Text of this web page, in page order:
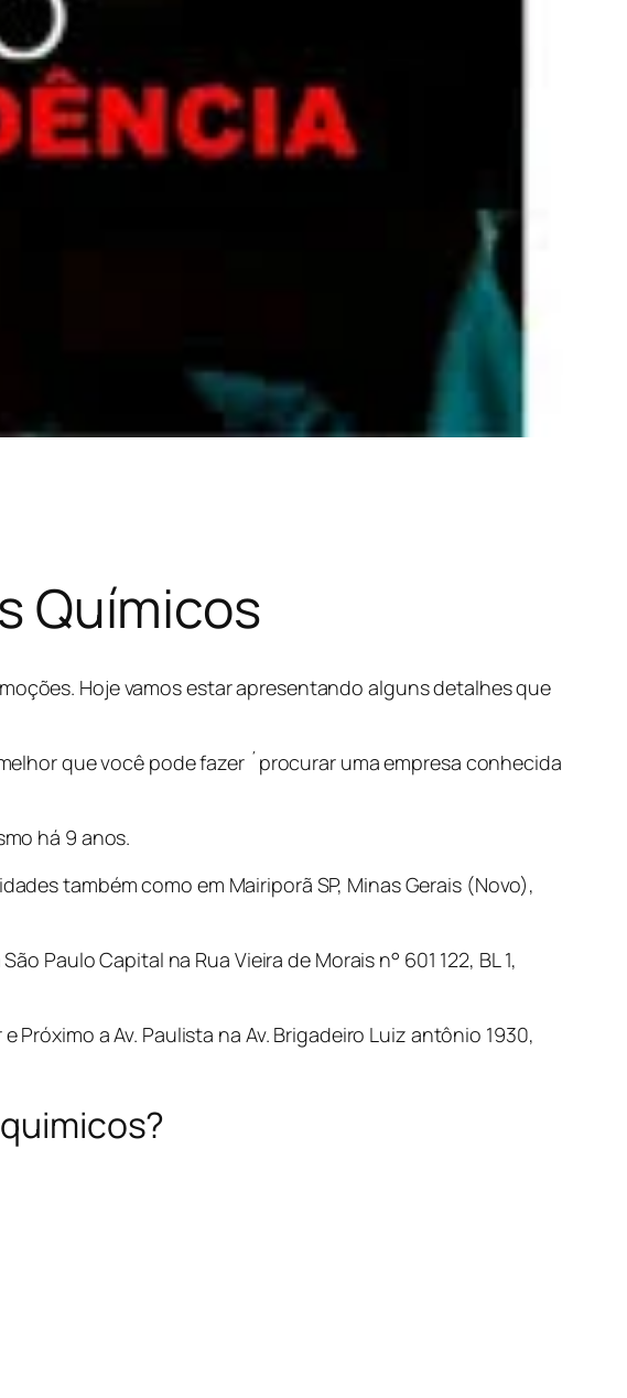
Químicos
Hoje vamos estar apresentando alguns detalhes que
que você pode fazer ´procurar uma empresa conhecida
há 9 anos.
também como em Mairiporã SP, Minas Gerais (Novo),
Paulo Capital na Rua Vieira de Morais n° 601 122, BL 1,
a Av. Paulista na Av. Brigadeiro Luiz antônio 1930,